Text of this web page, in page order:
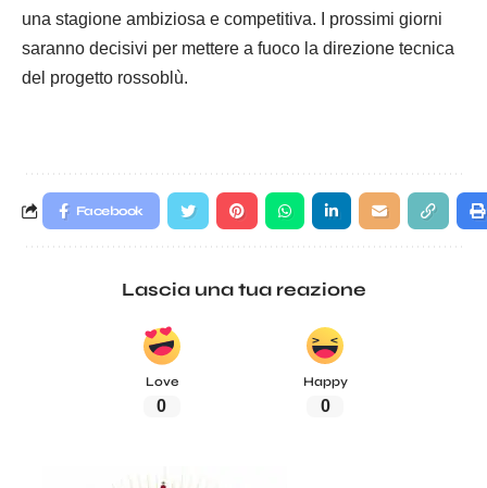
una stagione ambiziosa e competitiva. I prossimi giorni
saranno decisivi per mettere a fuoco la direzione tecnica
del progetto rossoblù.
Facebook
Lascia una tua reazione
Love
0
Happy
0